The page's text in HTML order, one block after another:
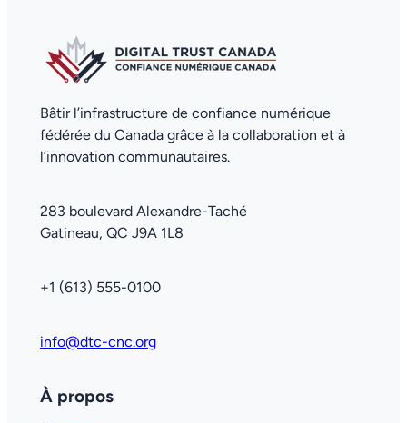
Bâtir l’infrastructure de confiance numérique
fédérée du Canada grâce à la collaboration et à
l’innovation communautaires.
283 boulevard Alexandre-Taché
Gatineau, QC J9A 1L8
+1 (613) 555-0100
info@dtc-cnc.org
À propos